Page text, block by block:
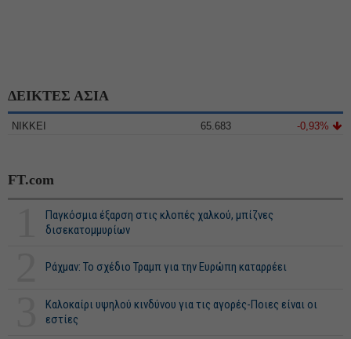
ΔΕΙΚΤΕΣ ΑΣΙΑ
NIKKEI 65.683 -0,93%
FT.com
Παγκόσμια έξαρση στις κλοπές χαλκού, μπίζνες
δισεκατομμυρίων
Ράχμαν: Το σχέδιο Τραμπ για την Ευρώπη καταρρέει
Καλοκαίρι υψηλού κινδύνου για τις αγορές-Ποιες είναι οι
εστίες